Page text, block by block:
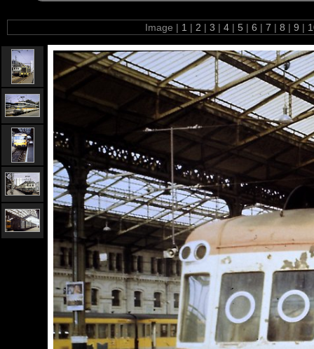
Image | 1 | 2 | 3 | 4 | 5 | 6 | 7 | 8 | 9 |